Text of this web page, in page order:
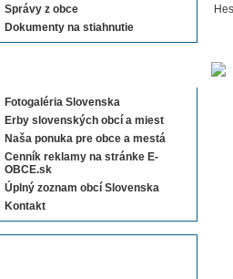
Správy z obce
Dokumenty na stiahnutie
Fotogaléria Slovenska
Erby slovenských obcí a miest
Naša ponuka pre obce a mestá
Cenník reklamy na stránke E-
OBCE.sk
Úplný zoznam obcí Slovenska
Kontakt